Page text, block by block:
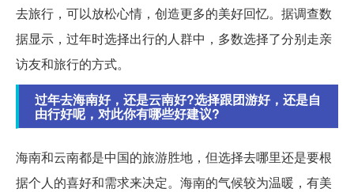
去旅行，可以放松心情，创造更多的美好回忆。据调查数
据显示，过年时选择出行的人群中，多数选择了分别走亲
访友和旅行的方式。
过年去海南好，还是云南好?选择跟团游好，还是自
由行好呢，对此你有哪些好建议?
海南和云南都是中国的旅游胜地，但选择去哪里还是要根
据个人的喜好和需求来决定。海南的气候较为温暖，有美